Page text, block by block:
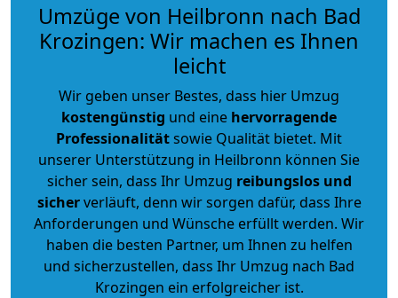
Umzüge von Heilbronn nach Bad
Krozingen: Wir machen es Ihnen
leicht
Wir geben unser Bestes, dass hier Umzug
kostengünstig und eine hervorragende
Professionalitätsowie Qualität bietet. Mit
unserer Unterstützung in Heilbronn können Sie
sicher sein, dass Ihr Umzug reibungslos und
sicherverläuft, denn wir sorgen dafür, dass Ihre
Anforderungen und Wünsche erfüllt werden. Wir
haben die besten Partner, um Ihnen zu helfen
und sicherzustellen, dass Ihr Umzug nach Bad
Krozingen ein erfolgreicher ist.